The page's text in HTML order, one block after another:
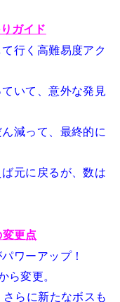
ガイド
行く高難易度アク
いて、意外な発見
減って、最終的に
元に戻るが、数は
更点
ワーアップ！
ら変更。
らに新たなボスも